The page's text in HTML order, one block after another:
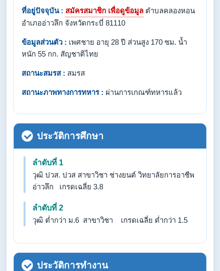
ที่อยู่ปัจจุบัน : สมัครสมาชิก เพื่อดูข้อมูล ตำบลคลองหอน
อำเภออ่าวลึก จังหวัดกระบี่ 81110
ข้อมูลส่วนตัว : เพศชาย อายุ 28 ปี ส่วนสูง 170 ซม. น้ำ
หนัก 55 กก. สัญชาติไทย
สถานะสมรส : สมรส
สถานะภาพทางการทหาร : ผ่านการเกณฑ์ทหารแล้ว
ประวัติการศึกษา
ลำดับที่ 1
วุฒิ ปวส. ปวส สาขาวิชา ช่างยนต์ วิทยาลัยการอาชีพ
อ่าวลึก เกรดเฉลี่ย 3.8
ลำดับที่ 2
วุฒิ ต่ำกว่า ม.6 สาขาวิชา เกรดเฉลี่ย ต่ำกว่า 1.5
ประวัติการทำงาน